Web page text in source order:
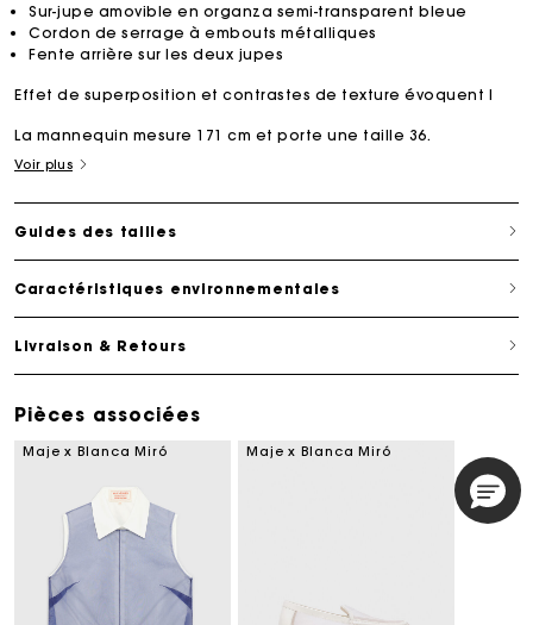
Sur-jupe amovible en organza semi-transparent bleue
Cordon de serrage à embouts métalliques
Fente arrière sur les deux jupes
Effet de superposition et contrastes de texture évoquent l
La mannequin mesure 171 cm et porte une taille 36.
Voir plus
Guides des tailles
Caractéristiques environnementales
Livraison & Retours
Pièces associées
Maje x Blanca Miró Maje x Blanca Miró